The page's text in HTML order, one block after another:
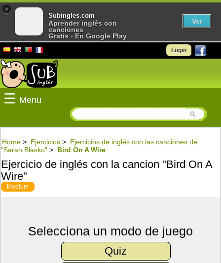
Login
☰ Menu
Home > Ejercicios > Ejercicios de inglés con las canciones de
"Sarah Blasko" > Bird On A Wire
Ejercicio de inglés con la cancion "Bird On A
Wire"
Medium
Selecciona un modo de juego
Quiz
×
Subingles.com
Aprender inglés con
canciones
Gratis - En Google Play
Ver